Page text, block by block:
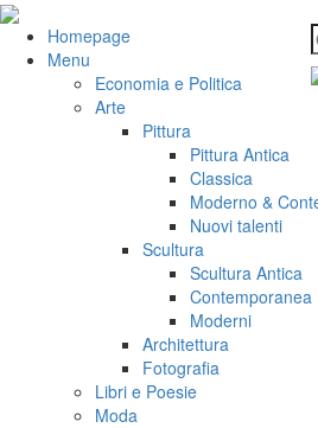
Salta
contenuto
VeniVidiViciHomepage
Menu
Economia e Politica
Arte
Pittura
Pittura Antica
Classica
Moderno &
Nuovi talenti
Scultura
Scultura Antica
Contemporanea
Moderni
Architettura
Fotografia
Libri e Poesie
Moda